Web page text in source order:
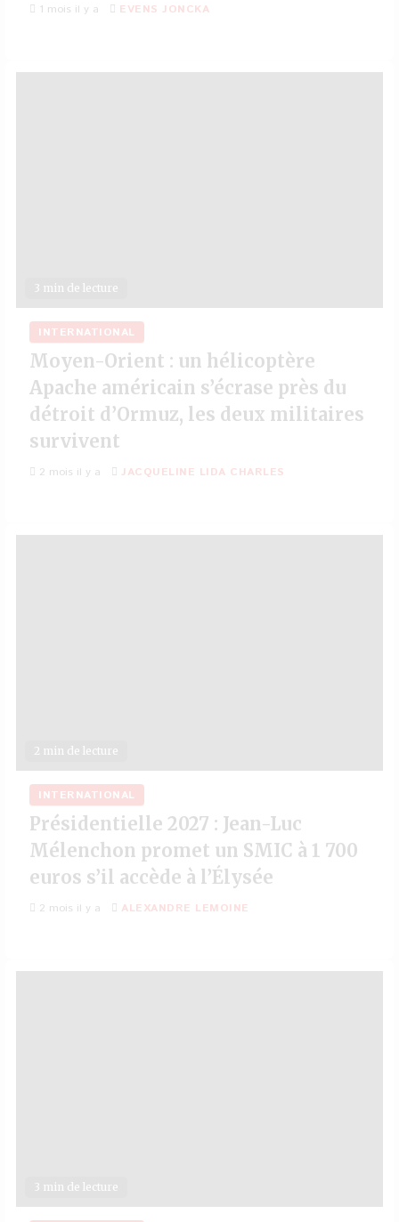
1 mois il y a EVENS JONCKA
3 min de lecture
INTERNATIONAL
Moyen-Orient : un hélicoptère
Apache américain s’écrase près du
détroit d’Ormuz, les deux militaires
survivent
2 mois il y a JACQUELINE LIDA CHARLES
2 min de lecture
INTERNATIONAL
Présidentielle 2027 : Jean-Luc
Mélenchon promet un SMIC à 1 700
euros s’il accède à l’Élysée
2 mois il y a ALEXANDRE LEMOINE
3 min de lecture